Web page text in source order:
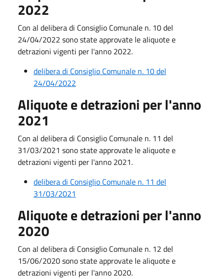
2022
Con al delibera di Consiglio Comunale n. 10 del
24/04/2022 sono state approvate le aliquote e
detrazioni vigenti per l'anno 2022.
delibera di Consiglio Comunale n. 10 del
24/04/2022
Aliquote e detrazioni per l'anno
2021
Con al delibera di Consiglio Comunale n. 11 del
31/03/2021 sono state approvate le aliquote e
detrazioni vigenti per l'anno 2021.
delibera di Consiglio Comunale n. 11 del
31/03/2021
Aliquote e detrazioni per l'anno
2020
Con al delibera di Consiglio Comunale n. 12 del
15/06/2020 sono state approvate le aliquote e
detrazioni vigenti per l'anno 2020.